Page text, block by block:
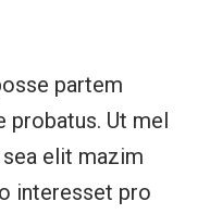
partem
probatus. Ut mel
elit mazim
interesset pro